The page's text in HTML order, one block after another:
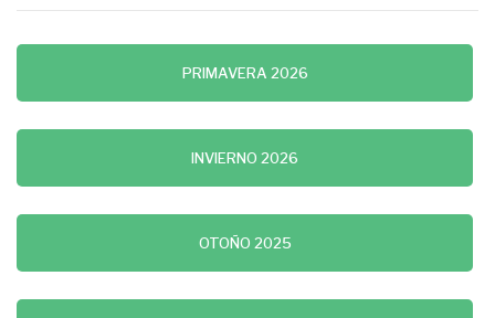
PRIMAVERA 2026
INVIERNO 2026
OTOÑO 2025